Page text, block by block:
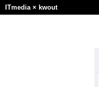
ITmedia× kwout